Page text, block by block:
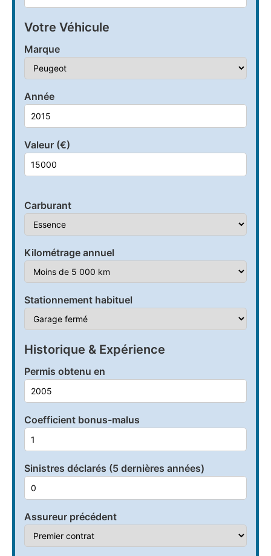
Votre Véhicule
Marque
Année
Valeur (€)
Carburant
Kilométrage annuel
Stationnement habituel
Historique & Expérience
Permis obtenu en
Coefficient bonus-malus
Sinistres déclarés (5 dernières années)
Assureur précédent